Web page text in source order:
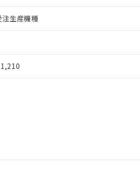
注生産機種
指令（10物質）の非含有に対応した